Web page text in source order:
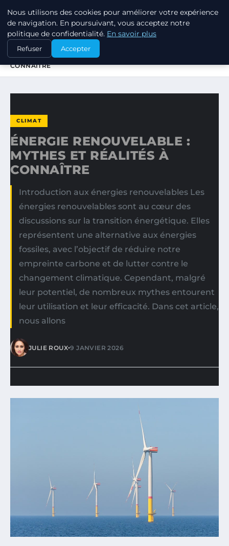
RSE ENJEUX
ACCUEIL
CLIMAT
ÉNERGIE RENOUVELABLE : MYTHES ET RÉALITÉS À
CONNAÎTRE
CLIMAT
ÉNERGIE RENOUVELABLE :
MYTHES ET RÉALITÉS À
CONNAÎTRE
Introduction aux énergies renouvelables Les
énergies renouvelables sont au cœur des
discussions sur la transition énergétique. Elles
représentent une alternative aux énergies
fossiles, avec l’objectif de réduire notre
empreinte carbone et de lutter contre le
changement climatique. Cependant, malgré
leur potentiel, de nombreux mythes entourent
leur utilisation et leur efficacité. Dans cet article,
nous allons
JULIE ROUX•9 JANVIER 2026
Nous utilisons des cookies pour améliorer votre expérience
de navigation. En poursuivant, vous acceptez notre
politique de confidentialité. En savoir plus
Refuser Accepter